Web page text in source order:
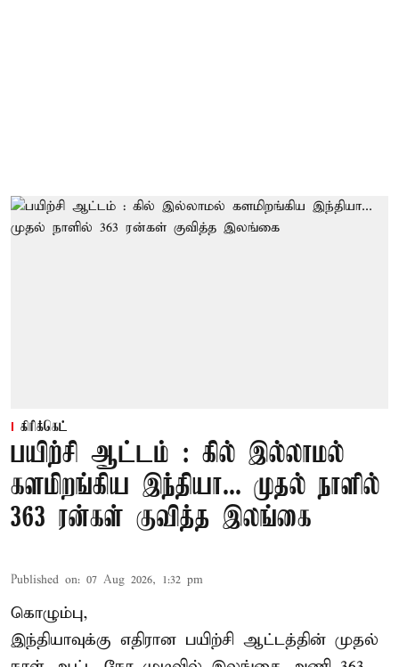
கிரிக்கெட்
பயிற்சி ஆட்டம் : கில் இல்லாமல்
களமிறங்கிய இந்தியா... முதல் நாளில்
363 ரன்கள் குவித்த இலங்கை
Published on: 07 Aug 2026, 1:32 pm
கொழும்பு,
இந்தியாவுக்கு எதிரான பயிற்சி ஆட்டத்தின் முதல்